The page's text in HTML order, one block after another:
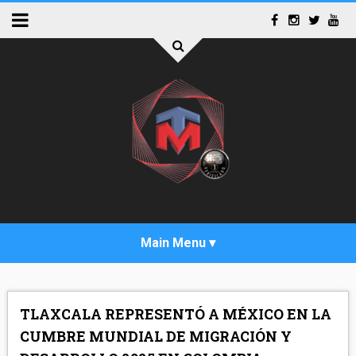
TLAXCALA REPRESENTÓ A MÉXICO EN LA
CUMBRE MUNDIAL DE MIGRACIÓN Y